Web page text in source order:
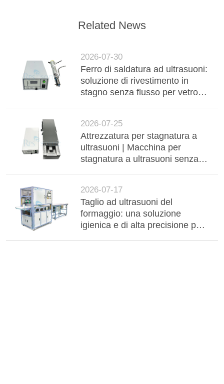
Related News
2026-07-30
Ferro di saldatura ad ultrasuoni:
soluzione di rivestimento in
stagno senza flusso per vetro
2026-07-25
Attrezzatura per stagnatura a
ultrasuoni | Macchina per
stagnatura a ultrasuoni senza
componenti elettronici
2026-07-17
Taglio ad ultrasuoni del
formaggio: una soluzione
igienica e di alta precisione per